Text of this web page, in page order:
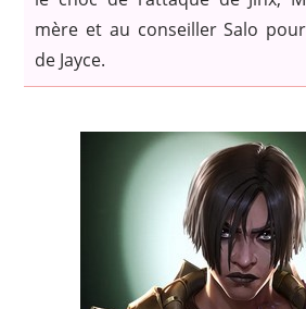
mère et au conseiller Salo
de Jayce.